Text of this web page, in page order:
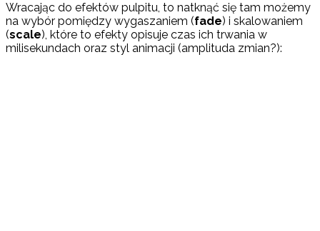
Wracając do efektów pulpitu, to natknąć się tam możemy
na wybór pomiędzy wygaszaniem (fade) i skalowaniem
(scale), które to efekty opisuje czas ich trwania w
milisekundach oraz styl animacji (amplituda zmian?):